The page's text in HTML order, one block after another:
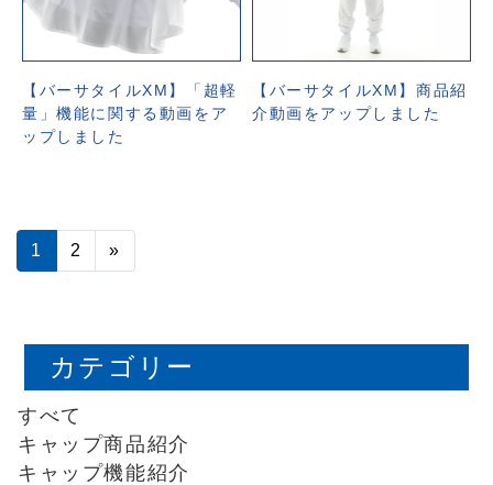
【バーサタイルXM】「超軽
量」機能に関する動画をア
ップしました
【バーサタイルXM】商品紹
介動画をアップしました
投稿ナビゲーション
1 2 »
カテゴリー
すべて
キャップ商品紹介
キャップ機能紹介